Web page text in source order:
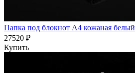
Папка под блокнот А4 кожаная белый
27520 ₽
Купить